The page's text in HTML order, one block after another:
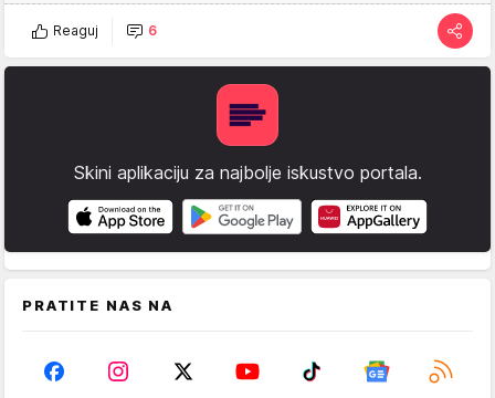
Reaguj 6
Skini aplikaciju za najbolje iskustvo portala.
PRATITE NAS NA